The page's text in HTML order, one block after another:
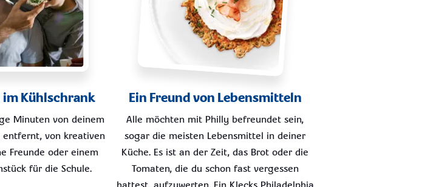
im Kühlschrank
Minuten von deinem
entfernt, von kreativen
Freunde oder einem
für die Schule.
Ein Freund von Lebensmitteln
Alle möchten mit Philly befreundet sein,
sogar die meisten Lebensmittel in deiner
Küche. Es ist an der Zeit, das Brot oder die
Tomaten, die du schon fast vergessen